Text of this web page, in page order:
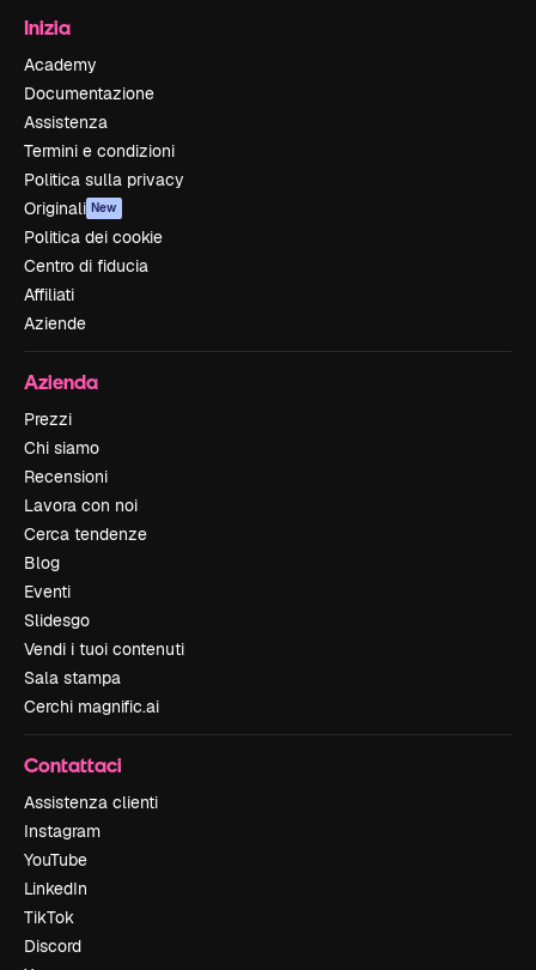
Inizia
Academy
Documentazione
Assistenza
Termini e condizioni
Politica sulla privacy
Originali New
Politica dei cookie
Centro di fiducia
Affiliati
Aziende
Azienda
Prezzi
Chi siamo
Recensioni
Lavora con noi
Cerca tendenze
Blog
Eventi
Slidesgo
Vendi i tuoi contenuti
Sala stampa
Cerchi magnific.ai
Contattaci
Assistenza clienti
Instagram
YouTube
LinkedIn
TikTok
Discord